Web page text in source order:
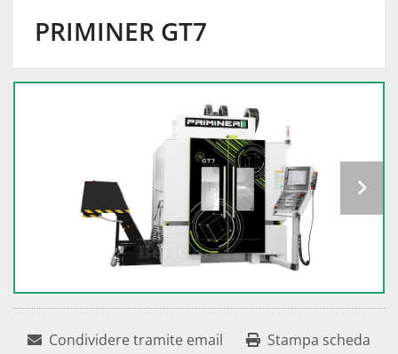
PRIMINER GT7
Condividere tramite email Stampa scheda